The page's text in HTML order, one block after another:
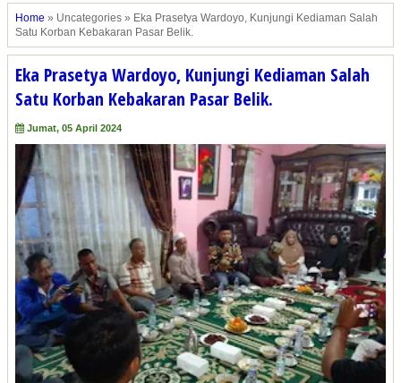
Home » Uncategories » Eka Prasetya Wardoyo, Kunjungi Kediaman Salah
Satu Korban Kebakaran Pasar Belik.
Eka Prasetya Wardoyo, Kunjungi Kediaman Salah
Satu Korban Kebakaran Pasar Belik.
Jumat, 05 April 2024